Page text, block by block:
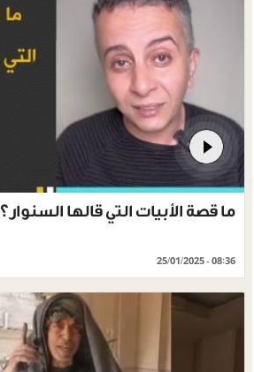
ما قصة الأبيات التي قالها السنوار؟
25/01/2025 - 08:36